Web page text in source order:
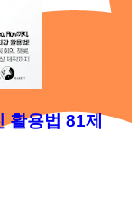
활용법 81제